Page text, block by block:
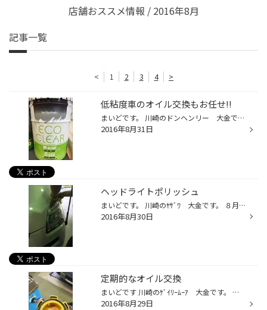
店舗おススメ情報 / 2016年8月
記事一覧
< 1 2 3 4 >
低粘度車のオイル交換もお任せ!!
まいどです。 川崎のドンヘンリー 大金です。 最近「HP見てるよ～」と言われる事が増えてとても嬉しいです^^ これからもヌルッと更新しますので、なんとなくチェックしてくださいねぇ！ ８月３１日は、野菜の日ですねえ。。。 当店ではﾎﾝﾀﾞNシリーズ等の極低粘度車のオイル交換も ピッタリのオイル...
2016年8月31日
ヘッドライトポリッシュ
まいどです。 川崎のﾔｻﾞﾜ 大金です。 ８月３０日はﾔｻﾞﾜの日ですね～ 本日施工させていただきました ヘッドライトポリッシュ！！ 少し分かり辛いですが ビフォーアフターです。 ﾄﾖﾀ系、ﾎﾝﾀﾞ系はかなり綺麗になる事が多い気がします^^ ヘッドライトのくすみが気になっている方は是非ご検討ください！...
2016年8月30日
定期的なオイル交換
まいどです 川崎のｹﾞｲﾘｰﾑｰｱ 大金です。 いつもマメにオイル交換をさせて頂いている ランカスターのお客様、、、、 とてもお車を大切にされています。 走行距離２１万kmですが新車の様です！ ちなみにこれがオイルフィラーキャップの裏側です。 有り得ない位綺麗です笑 ちなみに愛用されているオイ...
2016年8月29日